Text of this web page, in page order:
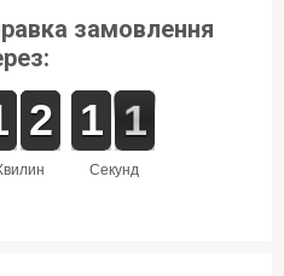
замовлення
хвилин
1
1
2
2
секунд
1
1
1
1 1
0